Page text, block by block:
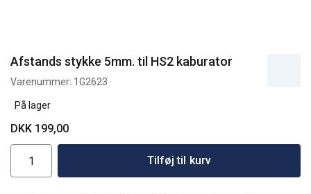
Afstands stykke 5mm. til HS2 kaburator
Varenummer: 1G2623
På lager
DKK 199,00
Tilføj til kurv